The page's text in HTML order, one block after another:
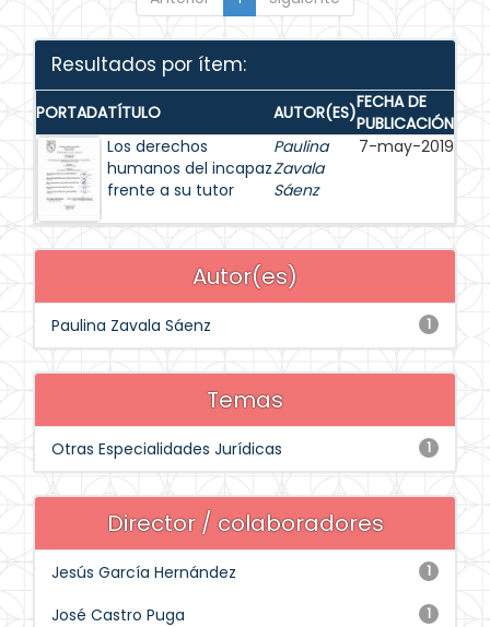
Resultados por ítem:
PORTADATÍTULO AUTOR(ES)FECHA DE
PUBLICACIÓN
Los derechos
humanos del incapaz
frente a su tutor
Paulina
Zavala
Sáenz
7-may-2019
Autor(es)
1
Paulina Zavala Sáenz
Temas
1
Otras Especialidades Jurídicas
Director / colaboradores
1
Jesús García Hernández
1
José Castro Puga